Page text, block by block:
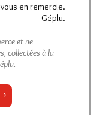
se trouvent sur le
les mêmes
en 2009. Cf.
vous en remercie.
Géplu.
et ne
collectées à la